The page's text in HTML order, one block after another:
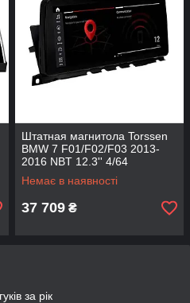
Штатная магнитола Torssen
BMW 7 F01/F02/F03 2013-
2016 NBT 12.3'' 4/64
Немає в наявності
37 709 ₴
за рік